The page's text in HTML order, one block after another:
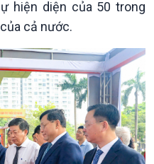
Chuyên mục
Theo dòng Thời sự
hiện diện của 50 trong
cả nước.